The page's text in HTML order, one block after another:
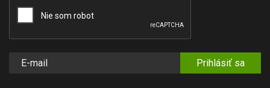
Prihlásiť sa